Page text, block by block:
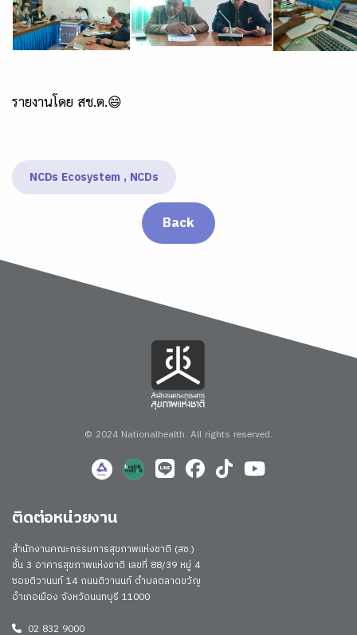
รายงานโดย สช.ต.😄
NCDs Ecosystem , NCDs
Back
© 2024 Nationalhealth. All rights reserved.
ติดต่อหน่วยงาน
สำนักงานคณะกรรมการสุขภาพแห่งชาติ (สช.)
ชั้น 3 อาคารสุขภาพแห่งชาติ เลขที่ 88/39 หมู่ 4
ซอยติวานนท์ 14 ถนนติวานนท์ ตำบลตลาดขวัญ
อำเภอเมือง จังหวัดนนทบุรี 11000
02 832 9000